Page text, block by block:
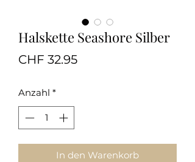
Halskette Seashore Silber
CHF 32.95Preis
Anzahl *
In den Warenkorb